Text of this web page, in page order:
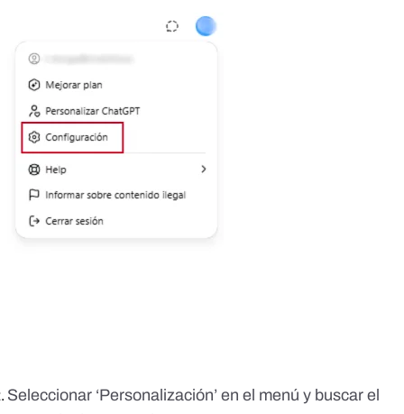
Seleccionar ‘Personalización’ en el menú y buscar el